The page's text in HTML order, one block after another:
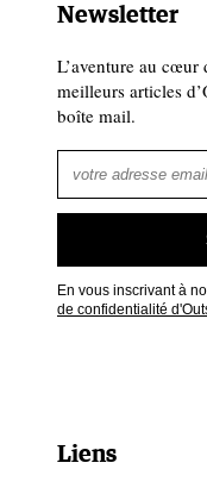
Newsletter
L’aventure au cœur
meilleurs articles
boîte mail.
En vous inscrivant à
de confidentialité
Liens